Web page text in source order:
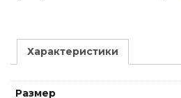
BRICH
Характеристики
Размер